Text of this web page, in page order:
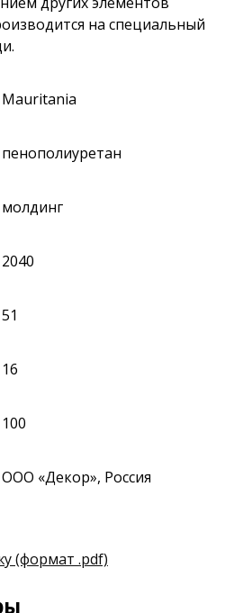
на специальный
Mauritania
пенополиуретан
молдинг
2040
51
16
100
ООО «Декор», Россия
(формат .pdf)